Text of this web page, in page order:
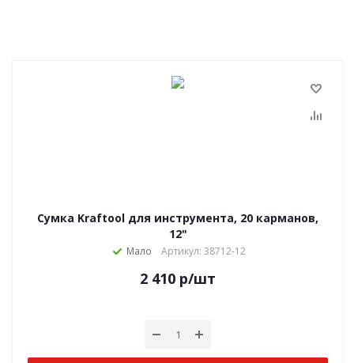
Сумка Kraftool для инструмента, 20 карманов,
12"
Мало Артикул: 38712-12
2 410 р/шт